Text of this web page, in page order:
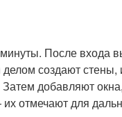
После
создают
добавляют
отмечают для